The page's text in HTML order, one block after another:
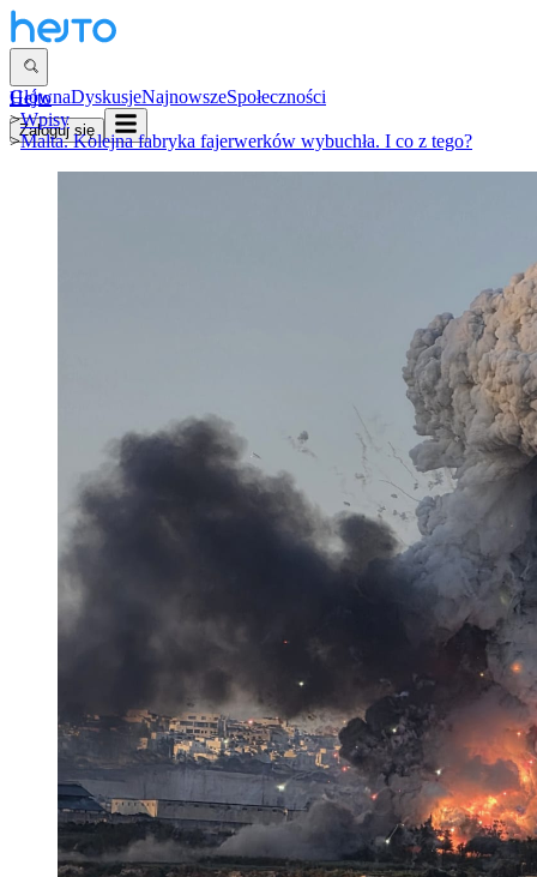
GłównaDyskusjeNajnowszeSpołeczności
Zaloguj się
Hejto
>Wpisy
>Malta. Kolejna fabryka fajerwerków wybuchła. I co z tego?